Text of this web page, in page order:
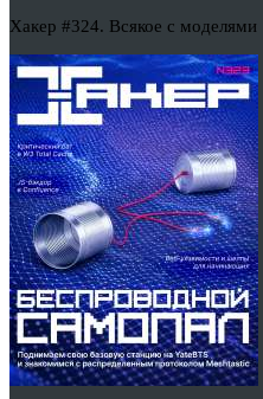
Хакер #324. Всякое с моделями